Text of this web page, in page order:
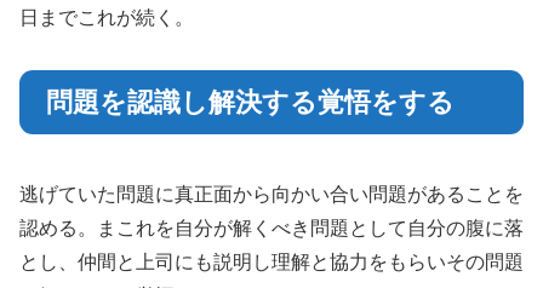
日までこれが続く。
問題を認識し解決する覚悟をする
逃げていた問題に真正面から向かい合い問題があることを
認める。まこれを自分が解くべき問題として自分の腹に落
とし、仲間と上司にも説明し理解と協力をもらいその問題